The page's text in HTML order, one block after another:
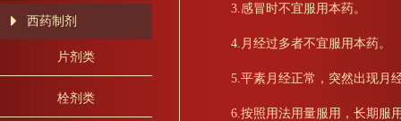
西药制剂
片剂类
栓剂类
3.感冒时不宜服用本药。
4.月经过多者不宜服用本药。
5.平素月经正常，突然出现月
6.按照用法用量服用，长期服